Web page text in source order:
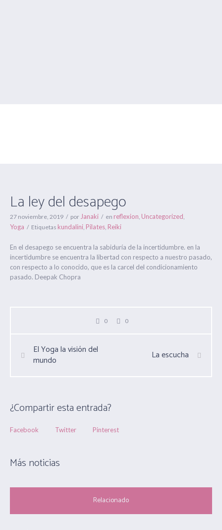
La ley del desapego
27 noviembre, 2019 por Janaki en reflexion, Uncategorized,
Yoga Etiquetas kundalini, Pilates, Reiki
En el desapego se encuentra la sabiduría de la incertidumbre. en la
incertidumbre se encuentra la libertad con respecto a nuestro pasado,
con respecto a lo conocido, que es la carcel del condicionamiento
pasado. Deepak Chopra
0 0
El Yoga la visión del
mundo
La escucha
¿Compartir esta entrada?
Facebook Twitter Pinterest
Más noticias
Relacionado